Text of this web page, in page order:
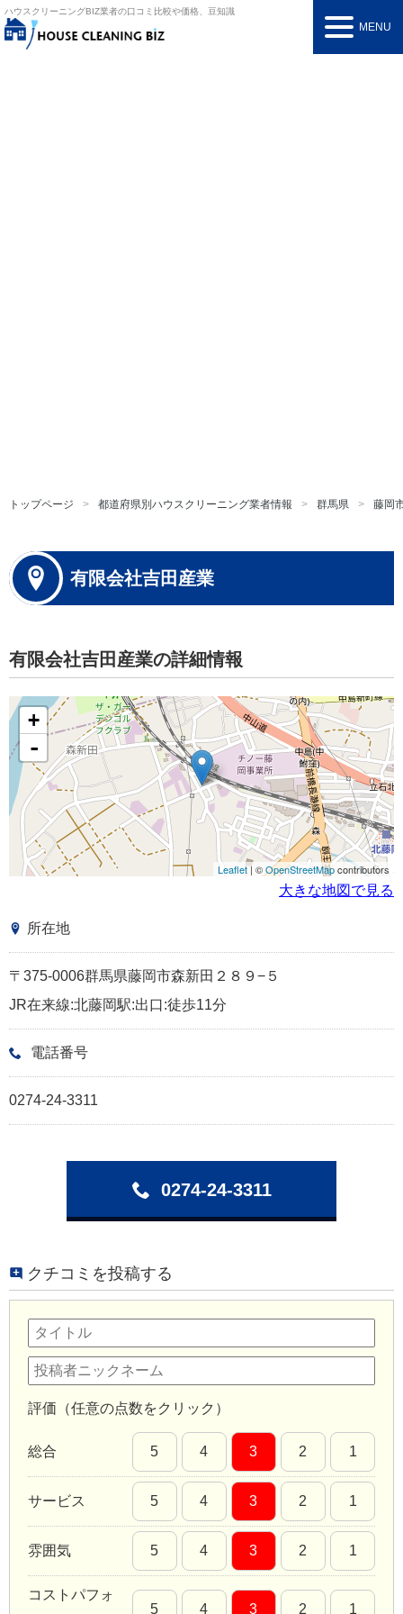
ハウスクリーニングBIZ業者の口コミ比較や価格、豆知識
MENU
トップページ 都道府県別ハウスクリーニング業者情報 群馬県 藤岡
有限会社吉田産業
有限会社吉田産業の詳細情報
+
-
Leaflet| ©OpenStreetMapcontributors
大きな地図で見る
所在地
〒375-0006群馬県藤岡市森新田２８９−５
JR在来線:北藤岡駅:出口:徒歩11分
電話番号
0274-24-3311
0274-24-3311
クチコミを投稿する
評価（任意の点数をクリック）
総合 5 4 3 2 1
サービス 5 4 3 2 1
雰囲気 5 4 3 2 1
コストパフォ
5
4 3 2 1